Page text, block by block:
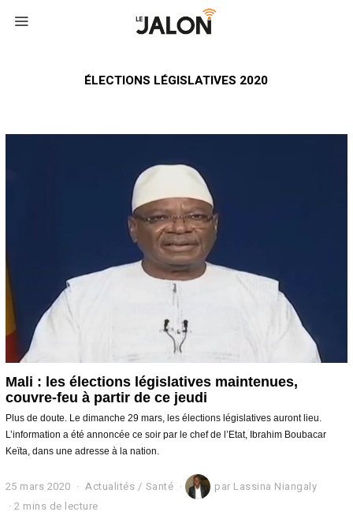
ÉLECTIONS LÉGISLATIVES 2020
Mali : les élections législatives maintenues,
couvre-feu à partir de ce jeudi
Plus de doute. Le dimanche 29 mars, les élections législatives auront lieu.
L’information a été annoncée ce soir par le chef de l’Etat, Ibrahim Boubacar
Keïta, dans une adresse à la nation.
25 mars 2020
6
m
Actualités / Santé par Lassina Niangaly
2 mins de lecture